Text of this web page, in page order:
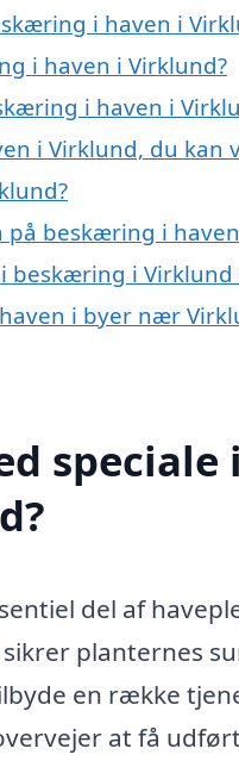
i haven i
i haven i Virklund?
i haven i
i Virklund, du kan
beskæring i
beskæring i
i byer nær
del af
planternes
en række
at få